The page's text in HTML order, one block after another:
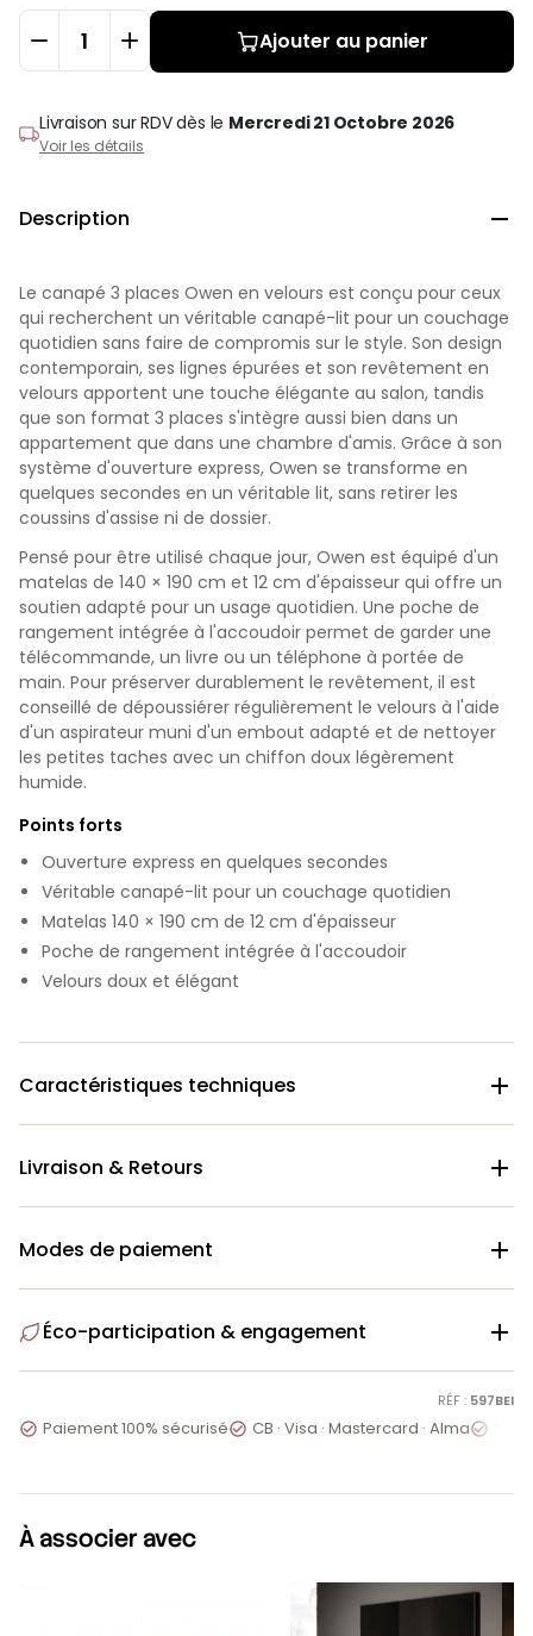
Ajouter au panier
Livraison sur RDVdès le Mercredi 21 Octobre 2026
Voir les détails
Description 
Le canapé 3 places Owen en velours est conçu pour ceux
qui recherchent un véritable canapé-lit pour un couchage
quotidien sans faire de compromis sur le style. Son design
contemporain, ses lignes épurées et son revêtement en
velours apportent une touche élégante au salon, tandis
que son format 3 places s'intègre aussi bien dans un
appartement que dans une chambre d'amis. Grâce à son
système d'ouverture express, Owen se transforme en
quelques secondes en un véritable lit, sans retirer les
coussins d'assise ni de dossier.
Pensé pour être utilisé chaque jour, Owen est équipé d'un
matelas de 140 × 190 cm et 12 cm d'épaisseur qui offre un
soutien adapté pour un usage quotidien. Une poche de
rangement intégrée à l'accoudoir permet de garder une
télécommande, un livre ou un téléphone à portée de
main. Pour préserver durablement le revêtement, il est
conseillé de dépoussiérer régulièrement le velours à l'aide
d'un aspirateur muni d'un embout adapté et de nettoyer
les petites taches avec un chiffon doux légèrement
humide.
Points forts
Ouverture express en quelques secondes
Véritable canapé-lit pour un couchage quotidien
Matelas 140 × 190 cm de 12 cm d'épaisseur
Poche de rangement intégrée à l'accoudoir
Velours doux et élégant
Caractéristiques techniques 
Livraison & Retours 
Modes de paiement 
Éco-participation & engagement 
RÉF : 597BEI
 Paiement 100% sécurisé CB · Visa · Mastercard · Alma
À associer avec